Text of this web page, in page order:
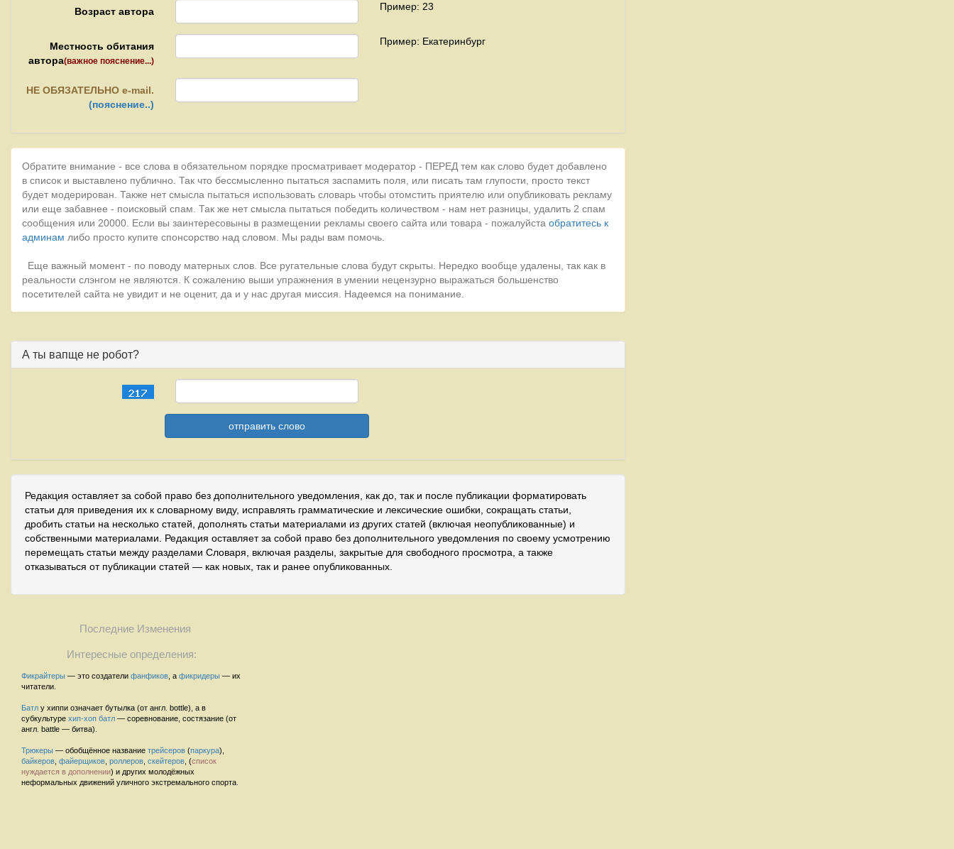
Возраст автора Пример: 23
Местность обитания
автора(важное пояснение...)
Пример: Екатеринбург
НЕ ОБЯЗАТЕЛЬНО e-mail.
(пояснение..)
Обратите внимание - все слова в обязательном порядке просматривает модератор - ПЕРЕД тем как слово будет добавлено
в список и выставлено публично. Так что бессмысленно пытаться заспамить поля, или писать там глупости, просто текст
будет модерирован. Также нет смысла пытаться использовать словарь чтобы отомстить приятелю или опубликовать рекламу
или еще забавнее - поисковый спам. Так же нет смысла пытаться победить количеством - нам нет разницы, удалить 2 спам
сообщения или 20000. Если вы заинтересовыны в размещении рекламы своего сайта или товара - пожалуйста обратитесь к
админам либо просто купите спонсорство над словом. Мы рады вам помочь.
Еще важный момент - по поводу матерных слов. Все ругательные слова будут скрыты. Нередко вообще удалены, так как в
реальности слэнгом не являются. К сожалению выши упражнения в умении нецензурно выражаться большенство
посетителей сайта не увидит и не оценит, да и у нас другая миссия. Надеемся на понимание.
А ты вапще не робот?
Редакция оставляет за собой право без дополнительного уведомления, как до, так и после публикации форматировать
статьи для приведения их к словарному виду, исправлять грамматические и лексические ошибки, сокращать статьи,
дробить статьи на несколько статей, дополнять статьи материалами из других статей (включая неопубликованные) и
собственными материалами. Редакция оставляет за собой право без дополнительного уведомления по своему усмотрению
перемещать статьи между разделами Словаря, включая разделы, закрытые для свободного просмотра, а также
отказываться от публикации статей — как новых, так и ранее опубликованных.
Последние Изменения
Интересные определения:
Фикрайтеры — это создатели фанфиков , а фикридеры — их
читатели.
Батл у хиппи означает бутылка (от англ. bottle), а в
субкультуре хип-хоп батл — соревнование, состязание (от
англ. battle — битва).
Трюкеры — обобщённое название трейсеров (паркура),
байкеров файерщиков роллеров скейтеров , (список
нуждается в дополнении) и других молодёжных
неформальных движений уличного экстремального спорта.